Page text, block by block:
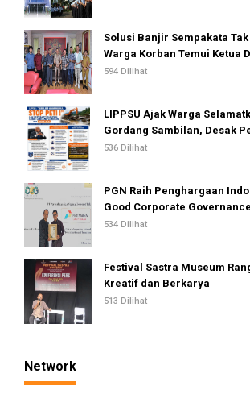
Solusi Banjir Sempakata
Warga Korban Temui Ketua
594 Dilihat
LIPPSU Ajak Warga
Gordang Sambilan, Desak
Melawan Mafia PETI
536 Dilihat
PGN Raih Penghargaan
Good Corporate
534 Dilihat
Festival Sastra Museum
Kreatif dan Berkarya
513 Dilihat
Network